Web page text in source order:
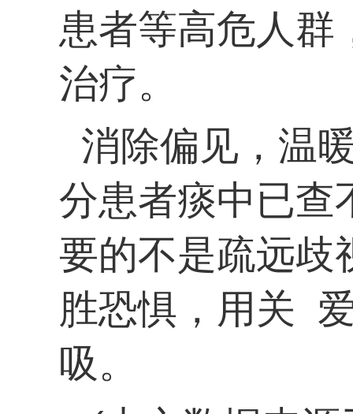
患者等高危人群
治疗。
消除偏见，温
分患者痰中已查
要的不是疏远歧
胜恐惧，用 关
吸。